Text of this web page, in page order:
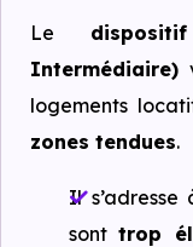
Financer
Le
Intermédiaire)
logements
zones tendues.
Il
sonttrop